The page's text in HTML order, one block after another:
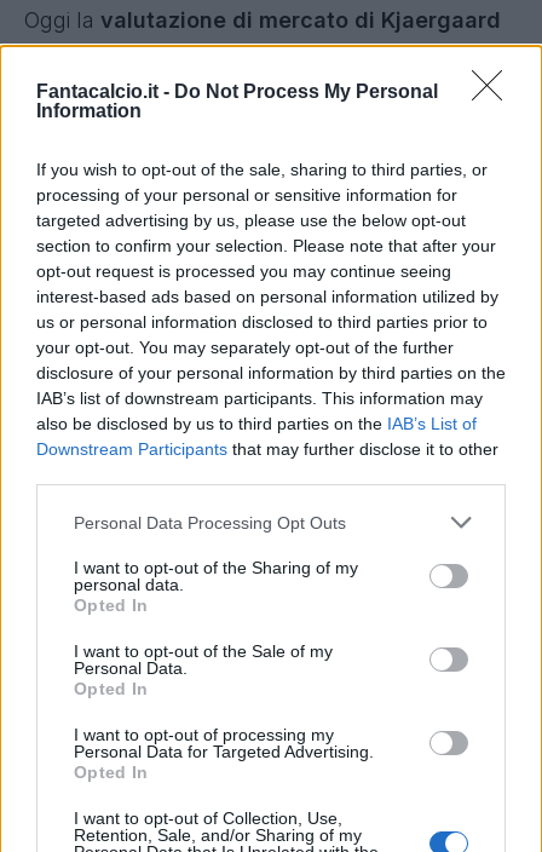
Fantacalcio.it - Do Not Process My Personal
Information
If you wish to opt-out of the sale, sharing to third parties, or
processing of your personal or sensitive information for
targeted advertising by us, please use the below opt-out
section to confirm your selection. Please note that after your
opt-out request is processed you may continue seeing
interest-based ads based on personal information utilized by
us or personal information disclosed to third parties prior to
your opt-out. You may separately opt-out of the further
disclosure of your personal information by third parties on the
IAB’s list of downstream participants. This information may
also be disclosed by us to third parties on the IAB’s List of
Downstream Participants that may further disclose it to other
Personal Data Processing Opt Outs
I want to opt-out of the Sharing of my
personal data.
Opted In
I want to opt-out of the Sale of my
Personal Data.
Opted In
I want to opt-out of processing my
Personal Data for Targeted Advertising.
Opted In
I want to opt-out of Collection, Use,
Retention, Sale, and/or Sharing of my
Oggi la valutazione di mercato di Kjaergaard
si aggira intorno ai 20 milioni di euro. Reduce da
un infortunio alla caviglia, è tornato a giocare a
pieno ritmo già con il Mondiale per Club.
ulteriormente il centrocampo dei campioni
d'Italia in questo ultimo mese di trattative.
Autore
Redazione Fantacalcio.it
Leggi anche...